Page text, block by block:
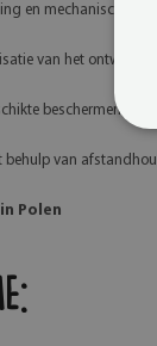
en mechanische
van het ontwerp,
beschermende
behulp van
Polen